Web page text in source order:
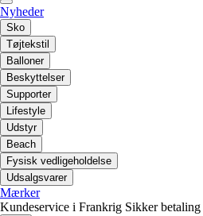
Nyheder
Sko
Tøjtekstil
Balloner
Beskyttelser
Supporter
Lifestyle
Udstyr
Beach
Fysisk vedligeholdelse
Udsalgsvarer
Mærker
Kundeservice i Frankrig Sikker betaling